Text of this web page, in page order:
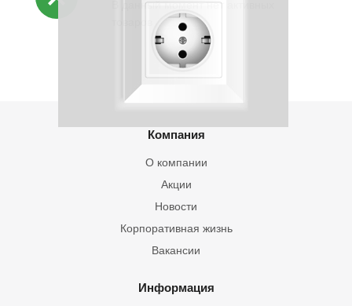
В данный момент нет активных
Компания
О компании
Акции
Новости
Корпоративная жизнь
Вакансии
Информация